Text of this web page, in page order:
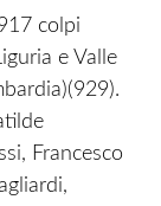
colpi
e Valle
Francesco